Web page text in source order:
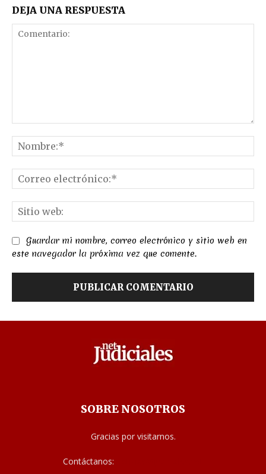
DEJA UNA RESPUESTA
Guardar mi nombre, correo electrónico y sitio web en
este navegador la próxima vez que comente.
SOBRE NOSOTROS
Gracias por visitarnos.
Contáctanos: